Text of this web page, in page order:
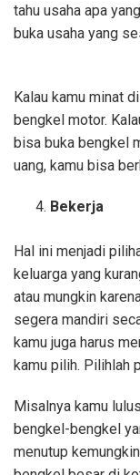
tahu usaha apa
buka usaha yang
Kalau kamu minat
bengkel motor.
bisa buka bengkel
uang, kamu bisa
Bekerja
Hal ini menjadi
keluarga yang
atau mungkin
segera mandiri
kamu juga harus
kamu pilih. Pilihlah
Misalnya kamu
bengkel-bengkel
menutup